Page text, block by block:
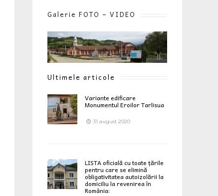
Galerie FOTO – VIDEO
Ultimele articole
Variante edificare
Monumentul Eroilor Tarlisua
31 august 2020
LISTA oficială cu toate țările
pentru care se elimină
obligativitatea autoizolării la
domiciliu la revenirea în
România: